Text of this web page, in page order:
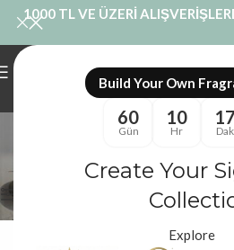
Build Your Own
60
Gün
10
Hr
17
Dak
Create Your
Explore
1000 TL VE ÜZERİ
Powder
Royal Mum
Ürünler “Powder Soft